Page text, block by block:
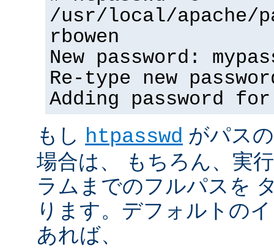
/usr/local/apache/
rbowen
New password:
Re-type new
Adding password
もし htpasswd がパス
場合は、 もちろん、実
ラムまでのフルパスを
ります。デフォルトの
あれば、